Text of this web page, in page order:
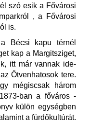
szó esik a Fővárosi
, a Fővárosi
is.
Bécsi kapu térnél
kap a Margitsziget,
itt már vannak ide-
Ötvenhatosok tere.
mégiscsak három
ban a főváros -
külön egységben
a fürdőkultúrát.